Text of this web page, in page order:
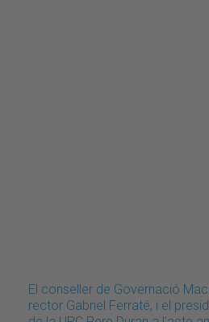
El conseller de Governació
rector Gabriel Ferraté, i el